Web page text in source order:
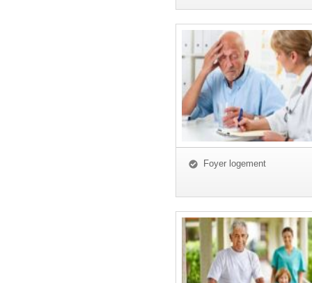
Foyer logement